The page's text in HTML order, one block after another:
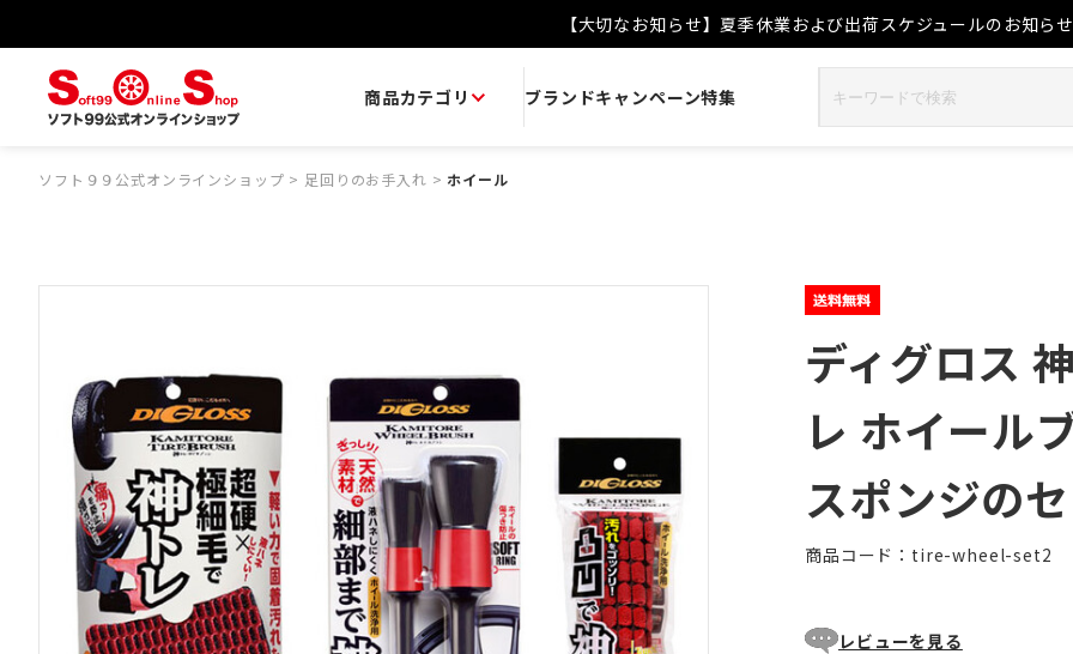
【大切なお知らせ】夏季休業および出荷スケジュールのお知らせ
商品カテゴリ ブランドキャンペーン特集
ソフト９９公式オンラインショップ > 足回りのお手入れ > ホイール
ディグロス
レ ホイール
スポンジの
商品コード：tire-wheel-set2
レビューを見る